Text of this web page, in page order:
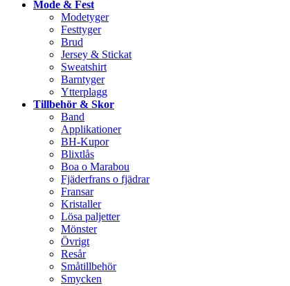
Mode & Fest
Modetyger
Festtyger
Brud
Jersey & Stickat
Sweatshirt
Barntyger
Ytterplagg
Tillbehör & Skor
Band
Applikationer
BH-Kupor
Blixtlås
Boa o Marabou
Fjäderfrans o fjädrar
Fransar
Kristaller
Lösa paljetter
Mönster
Övrigt
Resår
Småtillbehör
Smycken